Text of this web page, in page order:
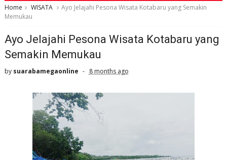
Home WISATA
Ayo Jelajahi Pesona Wisata Kotabaru yang Semakin
Memukau
Ayo Jelajahi Pesona Wisata Kotabaru yang
Semakin Memukau
by suarabamegaonline 8 months ago